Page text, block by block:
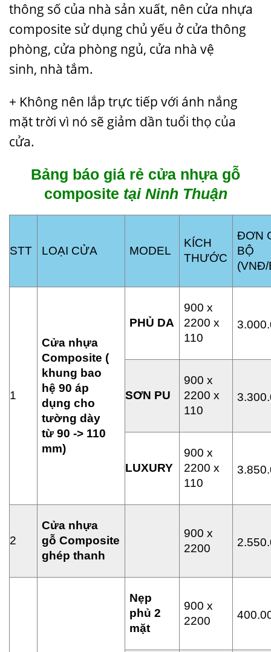
thông số của nhà sản xuất, nên cửa nhựa
composite sử dụng chủ yếu ở cửa thông
phòng, cửa phòng ngủ, cửa nhà vệ
sinh, nhà tắm.
+ Không nên lắp trực tiếp với ánh nắng
mặt trời vì nó sẽ giảm dần tuổi thọ của
cửa.
Bảng báo giá rẻ cửa nhựa gỗ
composite tại Ninh Thuận
STT LOẠI CỬA MODEL
KÍCH
THƯỚC
ĐƠN
BỘ
(VNĐ/
1
Cửa nhựa
Composite (
khung bao
hệ 90 áp
d ụng cho
tường dày
từ 90 -> 110
mm)
PHỦ DA
900 x
2200 x
110
SƠN PU
900 x
2200 x
110
LUXURY
900 x
2200 x
110
2
Cửa nhựa
gỗ Composite
ghép thanh
900 x
2200
Nẹp
phủ 2
mặt
900 x
2200